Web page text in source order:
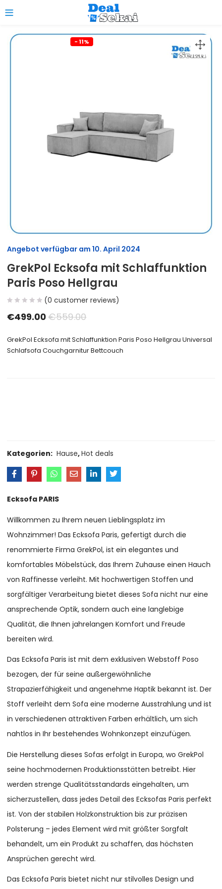
- 11%
Angebot verfügbar am10. April 2024
GrekPol Ecksofa mit Schlaffunktion
Paris Poso Hellgrau
(0 customer reviews)
€499.00€559.00
GrekPol Ecksofa mit Schlaffunktion Paris Poso Hellgrau Universal
Schlafsofa Couchgarnitur Bettcouch
Kategorien: Hause,Hot deals
Ecksofa PARIS
Willkommen zu Ihrem neuen Lieblingsplatz im
Wohnzimmer! Das Ecksofa Paris, gefertigt durch die
renommierte Firma GrekPol, ist ein elegantes und
komfortables Möbelstück, das Ihrem Zuhause einen Hauch
von Raffinesse verleiht. Mit hochwertigen Stoffen und
sorgfältiger Verarbeitung bietet dieses Sofa nicht nur eine
ansprechende Optik, sondern auch eine langlebige
Qualität, die Ihnen jahrelangen Komfort und Freude
bereiten wird.
Das Ecksofa Paris ist mit dem exklusiven Webstoff Poso
bezogen, der für seine außergewöhnliche
Strapazierfähigkeit und angenehme Haptik bekannt ist. Der
Stoff verleiht dem Sofa eine moderne Ausstrahlung und ist
in verschiedenen attraktiven Farben erhältlich, um sich
nahtlos in Ihr bestehendes Wohnkonzept einzufügen.
Die Herstellung dieses Sofas erfolgt in Europa, wo GrekPol
seine hochmodernen Produktionsstätten betreibt. Hier
werden strenge Qualitätsstandards eingehalten, um
sicherzustellen, dass jedes Detail des Ecksofas Paris perfekt
ist. Von der stabilen Holzkonstruktion bis zur präzisen
Polsterung – jedes Element wird mit größter Sorgfalt
behandelt, um ein Produkt zu schaffen, das höchsten
Ansprüchen gerecht wird.
Das Ecksofa Paris bietet nicht nur stilvolles Design und